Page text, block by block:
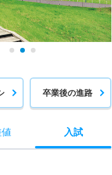
卒業後の進路
入試